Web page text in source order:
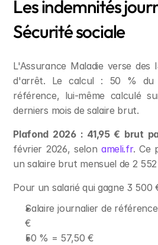
Les indemnités
Sécurité sociale
L'Assurance Maladie verse
d'arrêt. Le calcul : 50 % du
référence, lui-même calculé
derniers mois de salaire brut.
Plafond 2026 : 41,95 € brut
février 2026, selon ameli.fr. Ce
un salaire brut mensuel de 2
Pour un salarié qui gagne 3 500
Salaire journalier de
€
50 % = 57,50 €